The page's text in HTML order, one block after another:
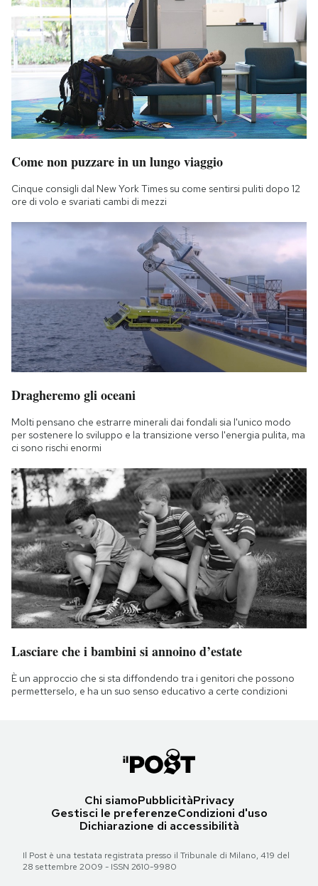
Come non puzzare in un lungo viaggio
Cinque consigli dal New York Times su come sentirsi puliti dopo 12
ore di volo e svariati cambi di mezzi
Dragheremo gli oceani
Molti pensano che estrarre minerali dai fondali sia l'unico modo
per sostenere lo sviluppo e la transizione verso l'energia pulita, ma
ci sono rischi enormi
Lasciare che i bambini si annoino d’estate
È un approccio che si sta diffondendo tra i genitori che possono
permetterselo, e ha un suo senso educativo a certe condizioni
Chi siamoPubblicitàPrivacy
Gestisci le preferenzeCondizioni d'uso
Dichiarazione di accessibilità
Il Post è una testata registrata presso il Tribunale di Milano, 419 del
28 settembre 2009 - ISSN 2610-9980